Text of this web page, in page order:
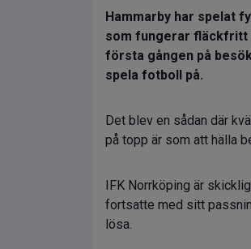
Hammarby har spelat
som fungerar fläckfritt
första gången på
spela fotboll på.
Det blev en sådan där
på topp är som att hälla
IFK Norrköping är
fortsatte med sitt
lösa.